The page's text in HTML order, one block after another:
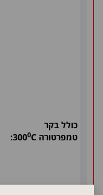
כולל בקר
טמפרטורה C
3000
: